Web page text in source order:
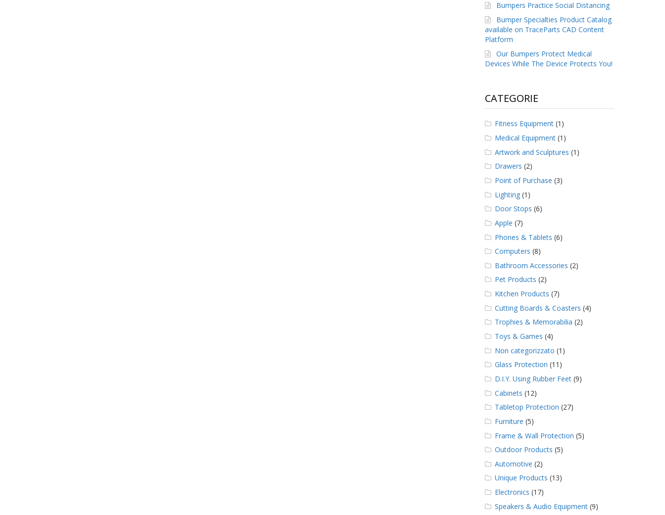
Bumpers Practice Social Distancing
Bumper Specialties Product Catalog
available on TraceParts CAD Content
Platform
Our Bumpers Protect Medical
Devices While The Device Protects You!
CATEGORIE
Fitness Equipment(1)
Medical Equipment(1)
Artwork and Sculptures (1)
Drawers (2)
Point of Purchase (3)
Lighting(1)
Door Stops (6)
Apple (7)
Phones & Tablets (6)
Computers (8)
Bathroom Accessories (2)
Pet Products (2)
Kitchen Products (7)
Cutting Boards & Coasters (4)
Trophies & Memorabilia (2)
Toys & Games (4)
Non categorizzato (1)
Glass Protection (11)
D.I.Y. Using Rubber Feet(9)
Cabinets (12)
Tabletop Protection (27)
Furniture (5)
Frame & Wall Protection (5)
Outdoor Products (5)
Automotive (2)
Unique Products (13)
Electronics (17)
Speakers & Audio Equipment(9)